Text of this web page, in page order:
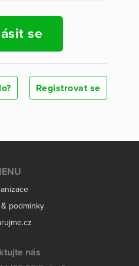
se
Registrovat se
podmínky
nás